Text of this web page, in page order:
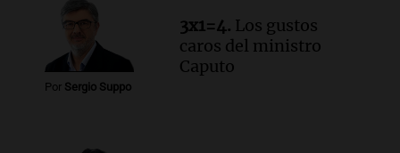
Una mañana para todos
Episodios
Audio.Chile planteó mejorar la
conectividad fronteriza, aérea y digital
con Jujuy
Por Sergio Suppo
3x1=4. Los gustos
caros del ministro
Caputo